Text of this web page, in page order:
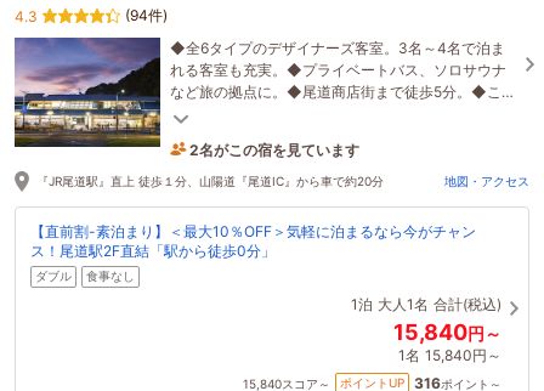
4.3
(94件)
◆全6タイプのデザイナーズ客室。3名～4名で泊ま
れる客室も充実。◆プライベートバス、ソロサウナ
など旅の拠点に。◆尾道商店街まで徒歩5分。◆こだ
わりの朝食はクチコミ4.4
2名がこの宿を見ています
12時間前に予約されました
『JR尾道駅』直上 徒歩１分、山陽道『尾道IC』から車で約20分 地図・アクセス
【直前割-素泊まり】＜最大10％OFF＞気軽に泊まるなら今がチャン
ス！尾道駅2F直結「駅から徒歩0分」
ダブル 食事なし
1泊 大人1名 合計(税込)
15,840円～
1名 15,840円～
15,840スコア～ ポイントUP 316ポイント～